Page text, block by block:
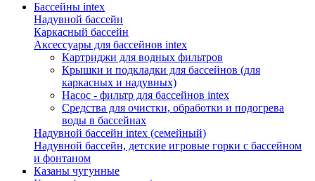
Бассейны intex
Надувной бассейн
Каркасный бассейн
Аксессуары для бассейнов intex
Картриджи для водных фильтров
Крышки и подкладки для бассейнов (для
каркасных и надувных)
Насос - фильтр для бассейнов intex
Средства для очистки, обработки и подогрева
воды в бассейнах
Надувной бассейн intex (семейный)
Надувной бассейн, детские игровые горки с бассейном
и фонтаном
Казаны чугунные